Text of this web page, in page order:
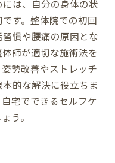
る成功例
腰痛対策法
を探る
痛を防ぐ
の紹介
み合わせ
方法
施術の選び方
は、自分の身体の状
す。整体院での初回
慣や腰痛の原因とな
師が適切な施術法を
勢改善やストレッチ
的な解決に役立ちま
宅でできるセルフケ
う。